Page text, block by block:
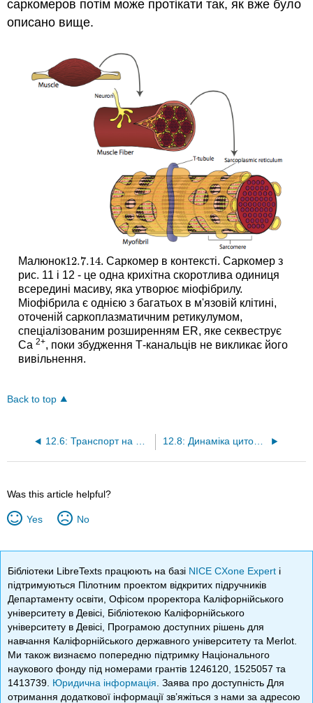
саркомеров потім може протікати так, як вже було
описано вище.
Малюнок12.7.14
12.7.14. Саркомер в контексті. Саркомер з
рис. 11 і 12 - це одна крихітна скоротлива одиниця
всередині масиву, яка утворює міофібрилу.
Міофібрила є однією з багатьох в м'язовій клітині,
оточеній саркоплазматичним ретикулумом,
спеціалізованим розширенням ER, яке секвеструє
Ca 2+, поки збудження Т-канальців не викликає його
вивільнення.
Back to top
12.6: Транспорт на цитоскелеті 12.8: Динаміка цитоскелетного апарату
Was this article helpful?
Yes No
Бібліотеки LibreTexts працюють на базі NICE CXone Expert і
підтримуються Пілотним проектом відкритих підручників
Департаменту освіти, Офісом проректора Каліфорнійського
університету в Девісі, Бібліотекою Каліфорнійського
університету в Девісі, Програмою доступних рішень для
навчання Каліфорнійського державного університету та Merlot.
Ми також визнаємо попередню підтримку Національного
наукового фонду під номерами грантів 1246120, 1525057 та
1413739. Юридична інформація . Заява про доступність Для
отримання додаткової інформації зв’яжіться з нами за адресою